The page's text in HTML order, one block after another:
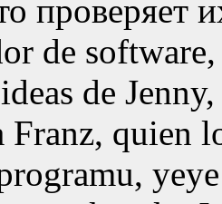
проверяет
de
de
Franz, quien